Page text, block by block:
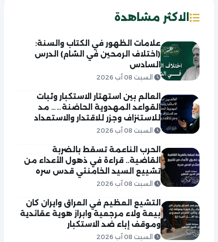
الاكثر مشاهدة
علامات الظهور في الكتاب والسنة:
(اختلاف الرمحين في الشام) الدرس
السادس
السبت 08 آب 2026
العالم بين استهتار الاستكبار وثبات
القواعد المهدوية الحاضنة…… مد
للاستنزاف وجزر للاقتدار والاستعداد
السبت 08 آب 2026
الحرب الناعمة تسقط بالضربة
القاضية.. قراءة في ذهول الأعداء من
تشييع السيد الخامنئي قدس سره
السبت 08 آب 2026
التشيع العظيم في العراق وايران كان
بيعة ولاء مرجعية وابراز هوية عقائدية
وموقف إباء ضد الاستكبار
السبت 08 آب 2026